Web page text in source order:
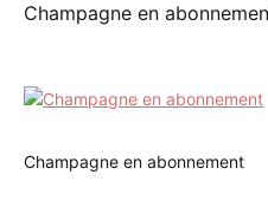
Champagne en
Champagne en abonnement